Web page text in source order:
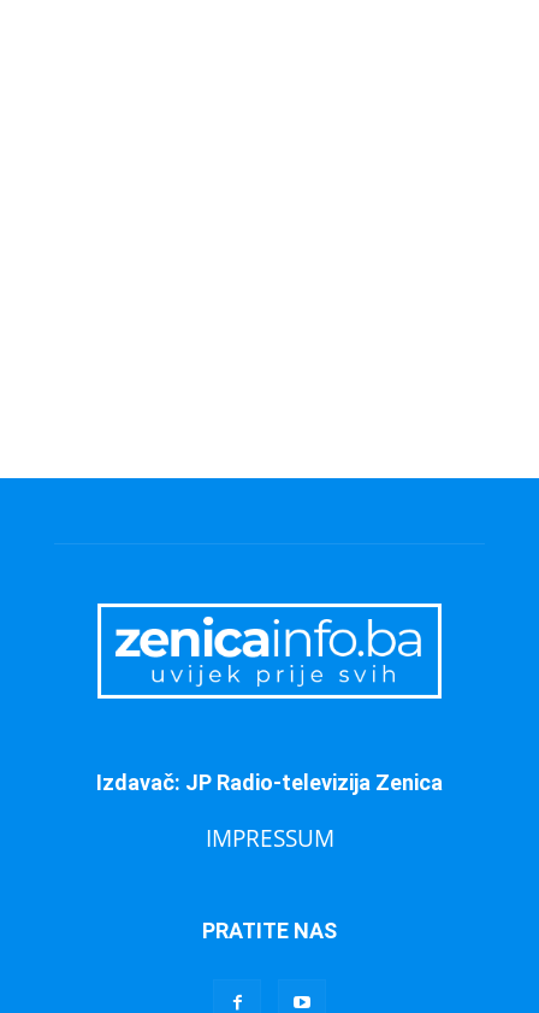
Izdavač: JP Radio-televizija Zenica
IMPRESSUM
PRATITE NAS